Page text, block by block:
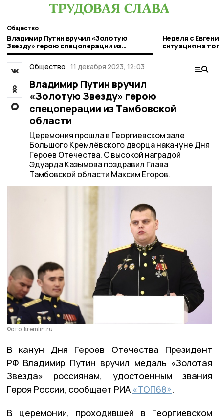
Общество
Владимир Путин вручил «Золотую
Звезду» герою спецоперации из
Тамбовской области
Неделя с
ситуация на
городе и
Общество 11 декабря 2023, 12:03
Владимир Путин вручил
«Золотую Звезду» герою
спецоперации из Тамбовской
области
Церемония прошла в Георгиевском зале
Большого Кремлёвского дворца накануне Дня
Героев Отечества. С высокой наградой
Эдуарда Казымова поздравил Глава
Тамбовской области Максим Егоров.
Фото: kremlin.ru
В канун Дня Героев Отечества Президент
РФ Владимир Путин вручил медаль «Золотая
Звезда» россиянам, удостоенным звания
Героя России, сообщает РИА «ТОП68».
В церемонии, проходившей в Георгиевском